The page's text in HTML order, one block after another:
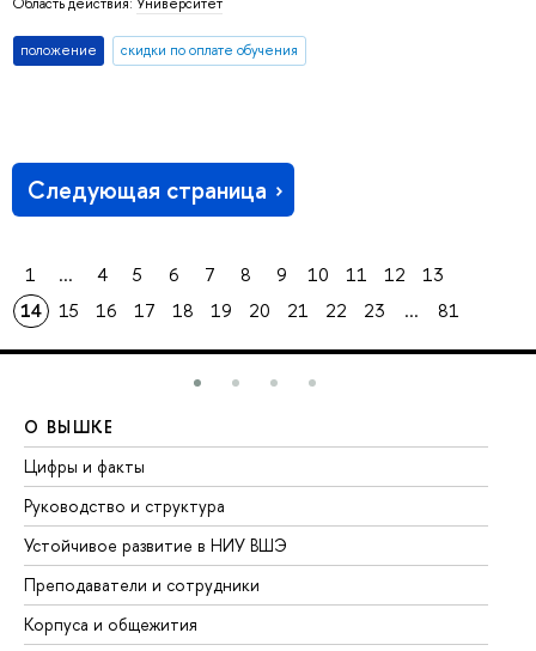
положение скидки по оплате обучения
Следующая страница
1 ... 4 5 6 7 8 9 10 11 12
13
14
15 16 17 18 19 20 21 22 23 ... 81
О ВЫШКЕ
Цифры и факты
Руководство и структура
Устойчивое развитие в НИУ ВШЭ
Преподаватели и сотрудники
Корпуса и общежития